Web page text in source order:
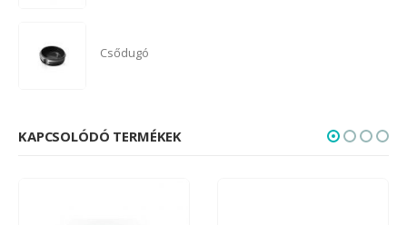
Csődugó
KAPCSOLÓDÓ TERMÉKEK